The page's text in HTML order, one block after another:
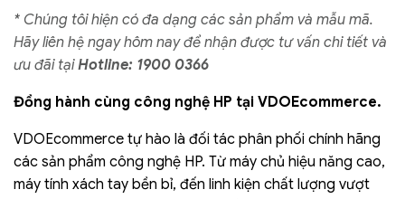
* Chúng tôi hiện có đa dạng các sản phẩm và mẫu mã.
Hãy liên hệ ngay hôm nay để nhận được tư vấn chi tiết và
ưu đãi tạiHotline: 1900 0366
Đồng hành cùng công nghệ HP tại VDOEcommerce.
VDOEcommerce tự hào là đối tác phân phối chính hãng
các sản phẩm công nghệ HP. Từ máy chủ hiệu năng cao,
máy tính xách tay bền bỉ, đến linh kiện chất lượng vượt